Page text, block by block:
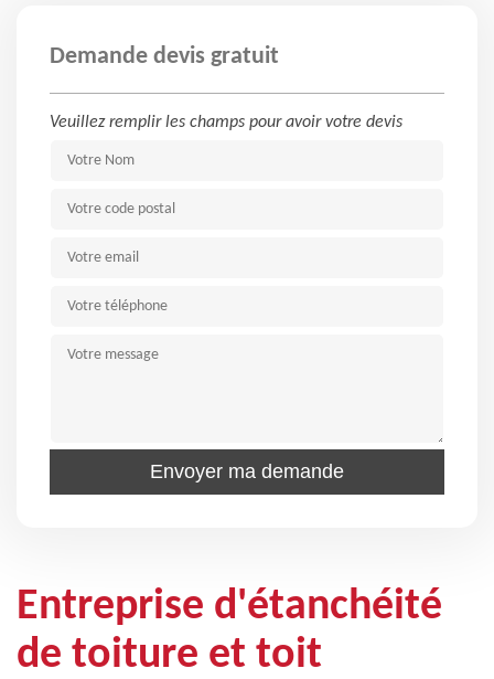
Demande devis gratuit
Veuillez remplir les champs pour avoir votre devis
Entreprise d'étanchéité
de toiture et toit